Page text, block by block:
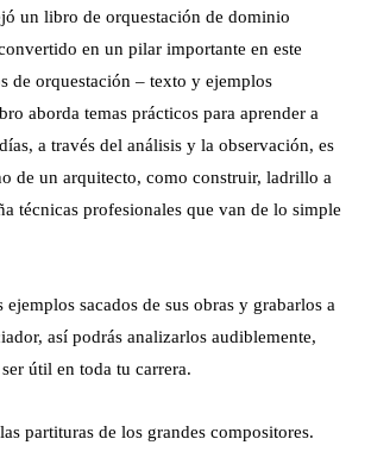
un libro de orquestación de dominio
en un pilar importante en este
de orquestación – texto y ejemplos
aborda temas prácticos para aprender a
a través del análisis y la observación, es
de un arquitecto, como construir, ladrillo a
técnicas profesionales que van de lo simple
ejemplos sacados de sus obras y grabarlos a
así podrás analizarlos audiblemente,
útil en toda tu carrera.
partituras de los grandes compositores.